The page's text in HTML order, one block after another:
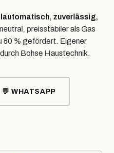
zuverlässig,
preisstabiler als Gas
80 % gefördert. Eigener
Bohse Haustechnik.
💬 WHATSAPP